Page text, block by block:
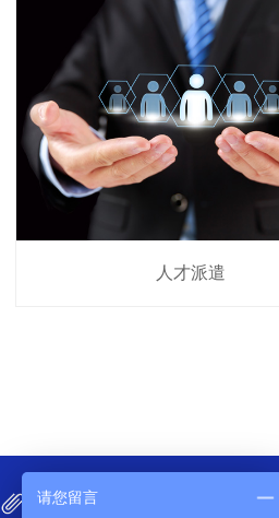
人才派遣
友情链接
请您留言